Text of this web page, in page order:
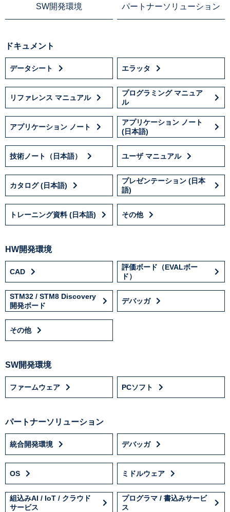
SW開発環境 パートナーソリューション
ドキュメント
データシート エラッタ
リファレンス マニュアル
プログラミング マニュア
ル
アプリケーション ノート
アプリケーション ノート
(日本語)
技術ノート（日本語） ユーザ マニュアル
カタログ (日本語)
プレゼンテーション (日本
語)
トレーニング資料 (日本語) その他
HW開発環境
CAD
評価ボード（EVALボー
ド）
STM32 / STM8 Discovery
開発ボード
デバッガ
その他
SW開発環境
ファームウェア PCソフト
パートナーソリューション
統合開発環境 デバッガ
OS ミドルウェア
組込みAI / IoT / クラウド
サービス
プログラマ / 書込みサービ
ス